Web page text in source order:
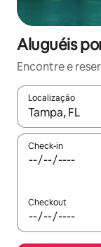
Aluguéis
Encontre e
Localização
Quando os
Check-in
Checkout